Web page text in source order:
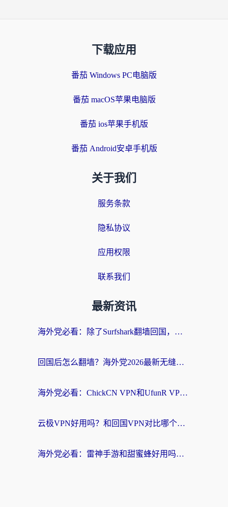
下载应用
番茄 Windows PC电脑版
番茄 macOS苹果电脑版
番茄 ios苹果手机版
番茄 Android安卓手机版
关于我们
服务条款
隐私协议
应用权限
联系我们
最新资讯
海外党必看：除了Surfshark翻墙回国，这些加速器选择技巧你真的懂吗？
回国后怎么翻墙？海外党2026最新无缝访问国内资源全攻略（附对比实测）
海外党必看：ChickCN VPN和UfunR VPN对比哪个回国效果更好？附实用选择指南
云极VPN好用吗？和回国VPN对比哪个回国效果更好？海外党亲测避坑指南
海外党必看：雷神手游和甜蜜蜂好用吗？3步选对回国加速器无缝刷国内资源